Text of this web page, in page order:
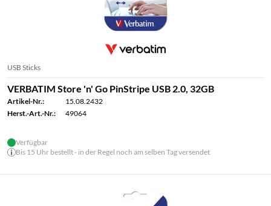
USB Sticks
VERBATIM Store 'n' Go PinStripe USB 2.0, 32GB
Artikel-Nr.:
15.08.2432
Herst.-Art.-Nr.:
49064
Verfügbar
Bis 15 Uhr bestellt - in der Regel noch am selben Tag versendet